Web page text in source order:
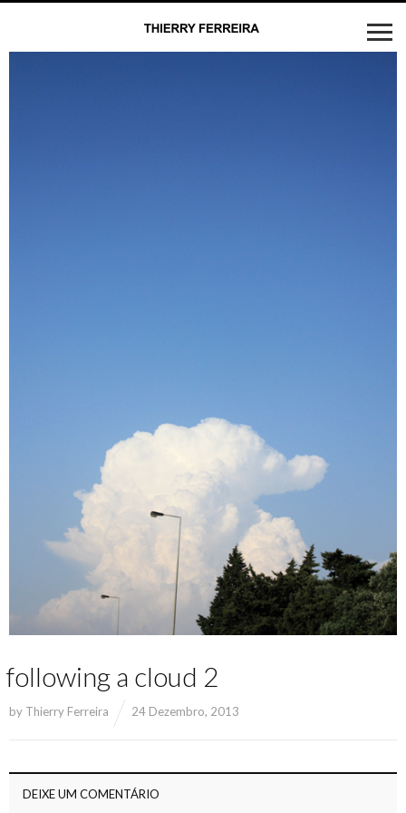
following a cloud 2
by Thierry Ferreira 24 Dezembro, 2013
DEIXE UM COMENTÁRIO